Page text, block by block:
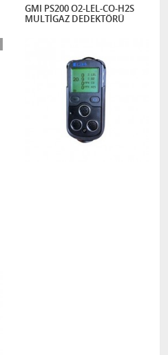
GMI PS200 O2-LEL-CO-H2S
MULTİGAZ DEDEKTÖRÜ